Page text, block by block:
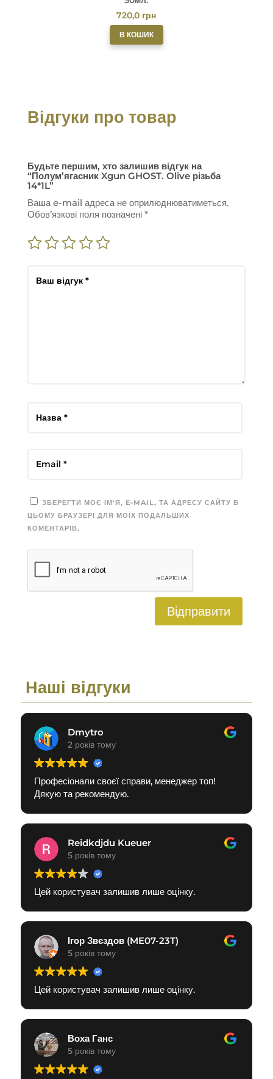
720,0 грн
В КОШИК
Відгуки про товар
Будьте першим, хто залишив відгук на
“Полум’ягасник Xgun GHOST. Olive різьба
14*1L”
Ваша e-mail адреса не оприлюднюватиметься.
Обов’язкові поля позначені *
ЗБЕРЕГТИ МОЄ ІМ'Я, E-MAIL, ТА АДРЕСУ САЙТУ В
ЦЬОМУ БРАУЗЕРІ ДЛЯ МОЇХ ПОДАЛЬШИХ
КОМЕНТАРІВ.
Відправити
Наші відгуки
Dmytro
2 років тому
Професіонали своєї справи, менеджер топ!
Дякую та рекомендую.
Reidkdjdu Kueuer
5 років тому
Цей користувач залишив лише оцінку.
Ігор Звєздов (ME07-23T)
5 років тому
Цей користувач залишив лише оцінку.
Воха Ганс
5 років тому